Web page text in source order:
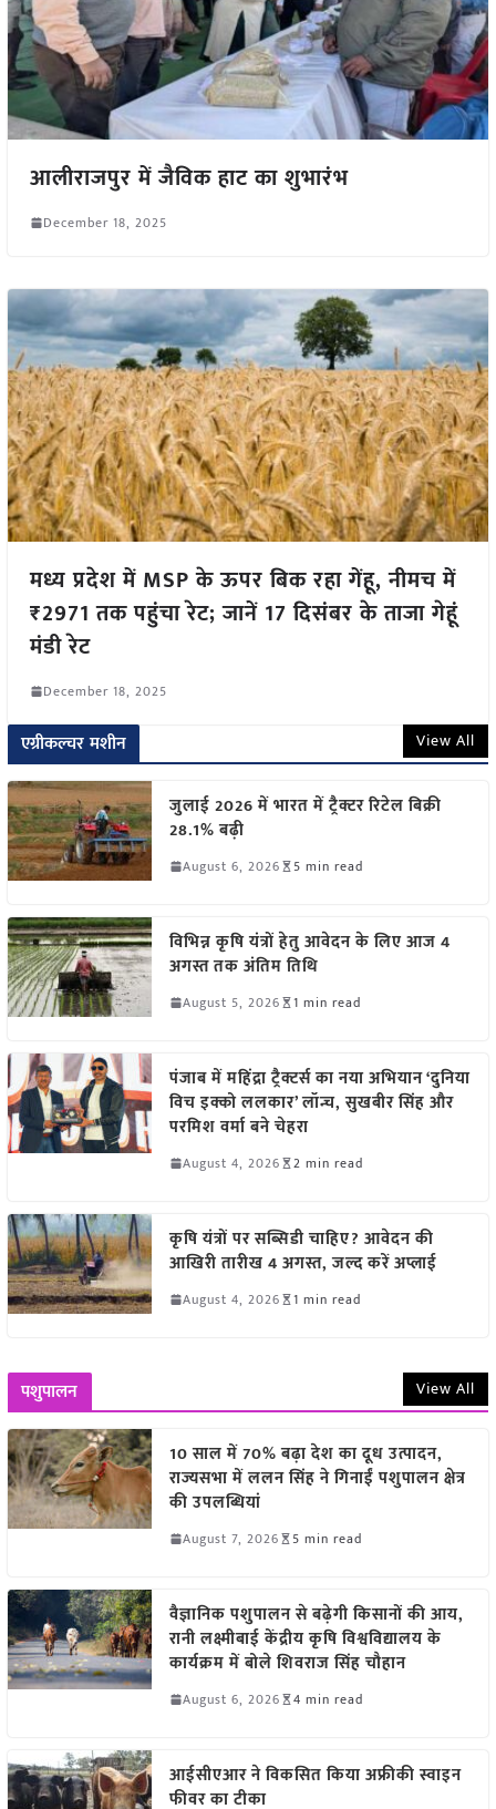
आलीराजपुर में जैविक हाट का शुभारंभ
December 18, 2025
मध्य प्रदेश में MSP के ऊपर बिक रहा गेंहू, नीमच में
₹2971 तक पहुंचा रेट; जानें 17 दिसंबर के ताजा गेहूं
मंडी रेट
December 18, 2025
एग्रीकल्चर मशीन View All
जुलाई 2026 में भारत में ट्रैक्टर रिटेल बिक्री
28.1% बढ़ी
August 6, 2026 5 min read
विभिन्न कृषि यंत्रों हेतु आवेदन के लिए आज 4
अगस्त तक अंतिम तिथि
August 5, 2026 1 min read
पंजाब में महिंद्रा ट्रैक्टर्स का नया अभियान ‘दुनिया
विच इक्को ललकार’ लॉन्च, सुखबीर सिंह और
परमिश वर्मा बने चेहरा
August 4, 2026 2 min read
कृषि यंत्रों पर सब्सिडी चाहिए? आवेदन की
आखिरी तारीख 4 अगस्त, जल्द करें अप्लाई
August 4, 2026 1 min read
पशुपालन View All
10 साल में 70% बढ़ा देश का दूध उत्पादन,
राज्यसभा में ललन सिंह ने गिनाईं पशुपालन क्षेत्र
की उपलब्धियां
August 7, 2026 5 min read
वैज्ञानिक पशुपालन से बढ़ेगी किसानों की आय,
रानी लक्ष्मीबाई केंद्रीय कृषि विश्वविद्यालय के
कार्यक्रम में बोले शिवराज सिंह चौहान
August 6, 2026 4 min read
आईसीएआर ने विकसित किया अफ्रीकी स्वाइन
फीवर का टीका